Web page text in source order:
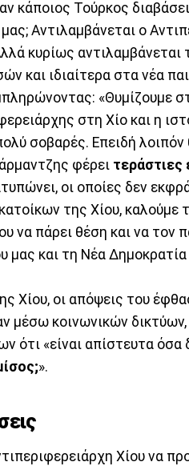
κάποιος Τούρκος
Αντιλαμβάνεται ο
κυρίως αντιλαμβάνεται
και ιδιαίτερα στα νέα
«Θυμίζουμε
στη Χίο και η
σοβαρές. Επειδή
φέρει τεράστιες
οι οποίες δεν
της Χίου, καλούμε
να πάρει θέση και να τον
μας και τη Νέα
Χίου, οι απόψεις του
μέσω κοινωνικών
«είναι απίστευτα όσα
».
Χίου να